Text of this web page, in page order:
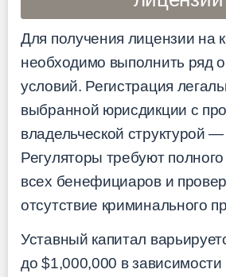
Для получения лицензии на
необходимо выполнить ряд
условий. Регистрация
выбранной юрисдикции с
владельческой структурой
Регуляторы требуют
всех бенефициаров и
отсутствие криминального
Уставный капитал
до $1,000,000 в